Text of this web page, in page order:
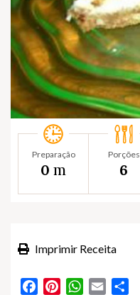
Preparação
0 m
Porções
6
Imprimir Receita
FacebookPinterestWhatsApp
Email